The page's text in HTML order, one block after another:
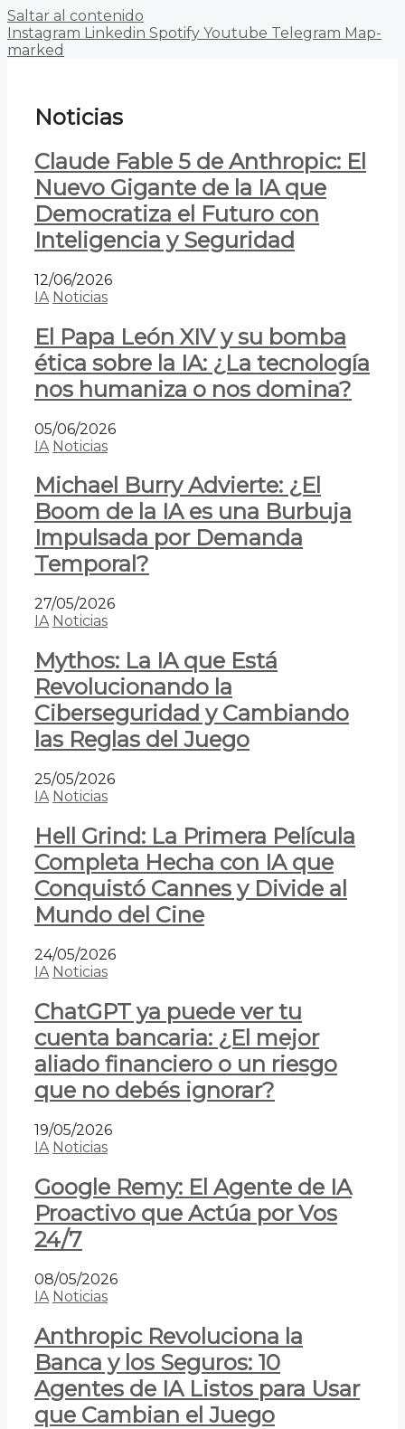
Saltar al contenido
Instagram Linkedin Spotify Youtube Telegram Map-
marked
Noticias
Claude Fable 5 de Anthropic: El
Nuevo Gigante de la IA que
Democratiza el Futuro con
Inteligencia y Seguridad
12/06/2026
IA Noticias
El Papa León XIV y su bomba
ética sobre la IA: ¿La tecnología
nos humaniza o nos domina?
05/06/2026
IA Noticias
Michael Burry Advierte: ¿El
Boom de la IA es una Burbuja
Impulsada por Demanda
Temporal?
27/05/2026
IA Noticias
Mythos: La IA que Está
Revolucionando la
Ciberseguridad y Cambiando
las Reglas del Juego
25/05/2026
IA Noticias
Hell Grind: La Primera Película
Completa Hecha con IA que
Conquistó Cannes y Divide al
Mundo del Cine
24/05/2026
IA Noticias
ChatGPT ya puede ver tu
cuenta bancaria: ¿El mejor
aliado financiero o un riesgo
que no debés ignorar?
19/05/2026
IA Noticias
Google Remy: El Agente de IA
Proactivo que Actúa por Vos
24/7
08/05/2026
IA Noticias
Anthropic Revoluciona la
Banca y los Seguros: 10
Agentes de IA Listos para Usar
que Cambian el Juego